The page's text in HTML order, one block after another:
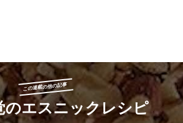
この連載の他の記事
のエスニックレシピ